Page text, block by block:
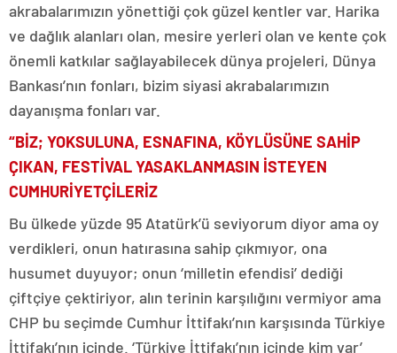
akrabalarımızın yönettiği çok güzel kentler var. Harika
ve dağlık alanları olan, mesire yerleri olan ve kente çok
önemli katkılar sağlayabilecek dünya projeleri, Dünya
Bankası’nın fonları, bizim siyasi akrabalarımızın
dayanışma fonları var.
“BİZ; YOKSULUNA, ESNAFINA, KÖYLÜSÜNE SAHİP
ÇIKAN, FESTİVAL YASAKLANMASIN İSTEYEN
CUMHURİYETÇİLERİZ
Bu ülkede yüzde 95 Atatürk’ü seviyorum diyor ama oy
verdikleri, onun hatırasına sahip çıkmıyor, ona
husumet duyuyor; onun ‘milletin efendisi’ dediği
çiftçiye çektiriyor, alın terinin karşılığını vermiyor ama
CHP bu seçimde Cumhur İttifakı’nın karşısında Türkiye
İttifakı’nın içinde. ‘Türkiye İttifakı’nın içinde kim var’